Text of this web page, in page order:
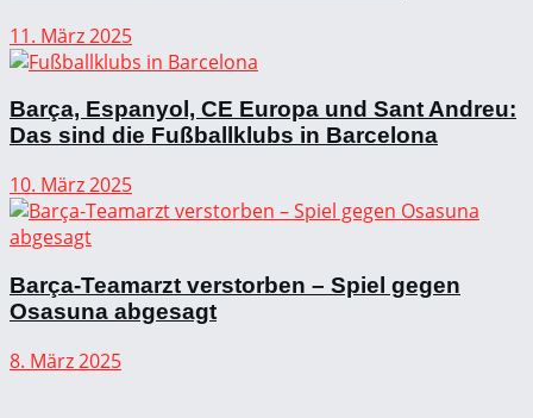
11. März 2025
Barça, Espanyol, CE Europa und Sant Andreu:
Das sind die Fußballklubs in Barcelona
10. März 2025
Barça-Teamarzt verstorben – Spiel gegen
Osasuna abgesagt
8. März 2025